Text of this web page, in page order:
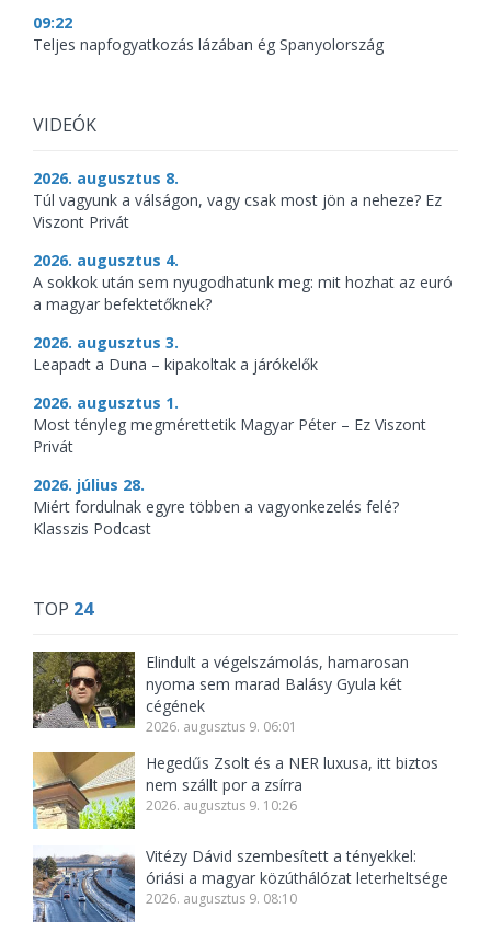
09:22
Teljes napfogyatkozás lázában ég Spanyolország
VIDEÓK
2026. augusztus 8.
Túl vagyunk a válságon, vagy csak most jön a neheze? Ez
Viszont Privát
2026. augusztus 4.
A sokkok után sem nyugodhatunk meg: mit hozhat az euró
a magyar befektetőknek?
2026. augusztus 3.
Leapadt a Duna – kipakoltak a járókelők
2026. augusztus 1.
Most tényleg megmérettetik Magyar Péter – Ez Viszont
Privát
2026. július 28.
Miért fordulnak egyre többen a vagyonkezelés felé?
Klasszis Podcast
TOP 24
Elindult a végelszámolás, hamarosan
nyoma sem marad Balásy Gyula két
cégének
2026. augusztus 9. 06:01
Hegedűs Zsolt és a NER luxusa, itt biztos
nem szállt por a zsírra
2026. augusztus 9. 10:26
Vitézy Dávid szembesített a tényekkel:
óriási a magyar közúthálózat leterheltsége
2026. augusztus 9. 08:10